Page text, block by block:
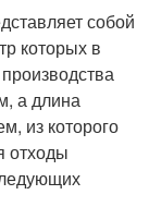
собой
которых в
а длина
из которого
отходы